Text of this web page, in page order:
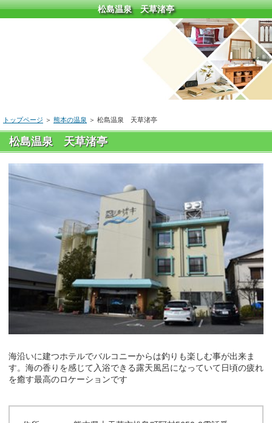
松島温泉 天草渚亭
トップページ ＞ 熊本の温泉 ＞ 松島温泉 天草渚亭
松島温泉 天草渚亭
海沿いに建つホテルでバルコニーからは釣りも楽しむ事が出来ま
す。海の香りを感じて入浴できる露天風呂になっていて日頃の疲れ
を癒す最高のロケーションです